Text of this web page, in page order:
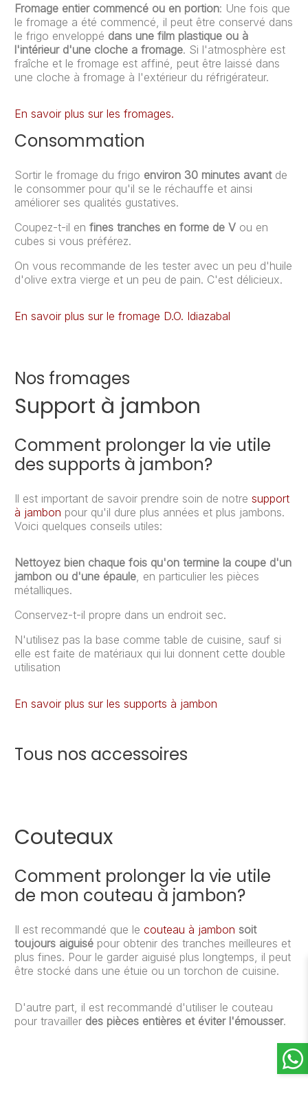
Fromage entier commencé ou en portion: Une fois que
le fromage a été commencé, il peut être conservé dans
le frigo enveloppé dans une film plastique ou à
l'intérieur d'une cloche a fromage. Si l'atmosphère est
fraîche et le fromage est affiné, peut être laissé dans
une cloche à fromage à l'extérieur du réfrigérateur.
En savoir plus sur les fromages.
Consommation
Sortir le fromage du frigo environ 30 minutes avantde
le consommer pour qu'il se le réchauffe et ainsi
améliorer ses qualités gustatives.
Coupez-t-il en fines tranches en forme de V ou en
cubes si vous préférez.
On vous recommande de les tester avec un peu d'huile
d'olive extra vierge et un peu de pain. C'est délicieux.
En savoir plus sur le fromage D.O. Idiazabal
Nos fromages
Support à jambon
Comment prolonger la vie utile
des supports à jambon?
Il est important de savoir prendre soin de notre support
à jambon pour qu'il dure plus années et plus jambons.
Voici quelques conseils utiles:
Nettoyez bien chaque fois qu'on termine la coupe d'un
jambon ou d'une épaule , en particulier les pièces
métalliques.
Conservez-t-il propre dans un endroit sec.
N'utilisez pas la base comme table de cuisine, sauf si
elle est faite de matériaux qui lui donnent cette double
utilisation
En savoir plus sur les supports à jambon
Tous nos accessoires
Couteaux
Comment prolonger la vie utile
de mon couteau à jambon?
Il est recommandé que le couteau à jambon soit
toujours aiguisé pour obtenir des tranches meilleures et
plus fines. Pour le garder aiguisé plus longtemps, il peut
être stocké dans une étuie ou un torchon de cuisine.
D'autre part, il est recommandé d'utiliser le couteau
pour travailler des pièces entières et éviter l'émousser.